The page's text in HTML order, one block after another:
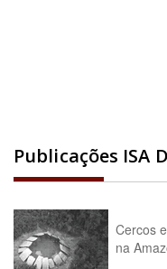
Publicações ISA
Cercos
na